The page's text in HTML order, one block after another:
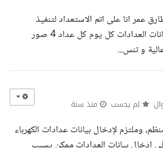
عمر انا على اتم الاستعداد لتنفيذ
مشروعك و استقبال جميع بيانات العدادات كل يوم كل عداد 4 صور
و تنس...
لم يحسب منذ سنة
لإدخال بيانات عدادات الكهرباء